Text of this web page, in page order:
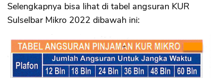
Selengkapnya bisa lihat di tabel angsuran KUR
Sulselbar Mikro 2022 dibawah ini: